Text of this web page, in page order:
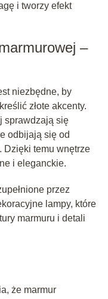
i tworzy efekt
–
niezbędne, by
złote akcenty.
sprawdzają się
odbijają się od
Dzięki temu wnętrze
i eleganckie.
przez
lampy, które
marmuru i detali
że marmur